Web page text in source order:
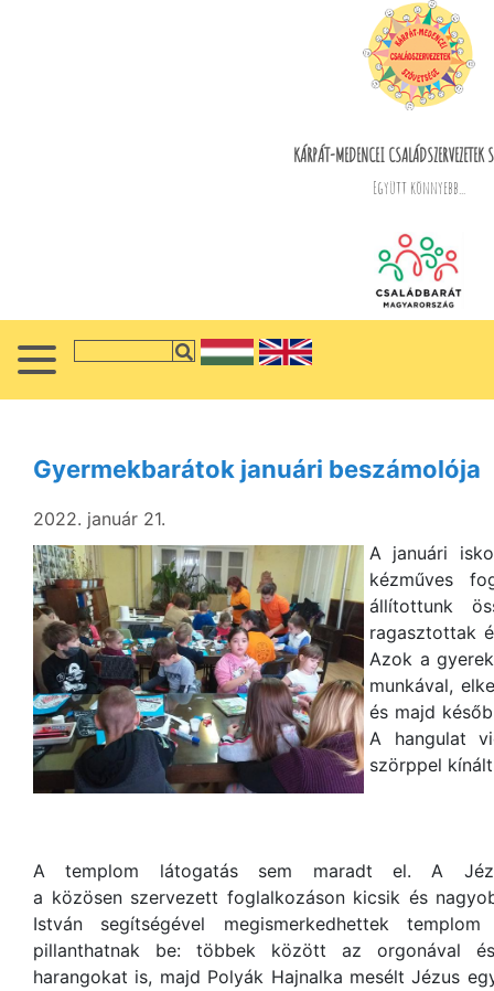
KÁRPÁT-MEDENCEI CSALÁDSZERVEZETEK
Együtt könnyebb...
Gyermekbarátok januári beszámolója
2022. január 21.
A januári
kézműves
állítottunk
ragasztottak
Azok a
munkával,
és majd
A hangulat
szörppel
A templom látogatás sem maradt el. A
a közösen szervezett foglalkozáson kicsik és
István segítségével megismerkedhettek
pillanthatnak be: többek között az orgonával
harangokat is, majd Polyák Hajnalka mesélt Jézus